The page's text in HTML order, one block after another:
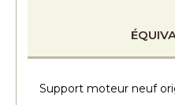
Support moteur neuf